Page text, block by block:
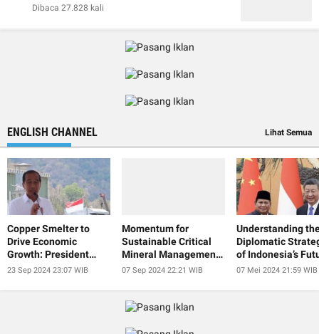
Dibaca 27.828 kali
ENGLISH CHANNEL Lihat Semua
Copper Smelter to
Drive Economic
Growth: President
Jokowi
23 Sep 2024 23:07 WIB
Momentum for
Sustainable Critical
Mineral Management
at IISF 2024
07 Sep 2024 22:21 WIB
Understanding
Diplomatic
of Indonesia’s
President
07 Mei 2024 21:59 WIB